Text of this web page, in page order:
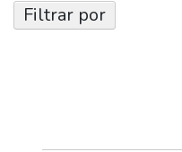
Filtrar por